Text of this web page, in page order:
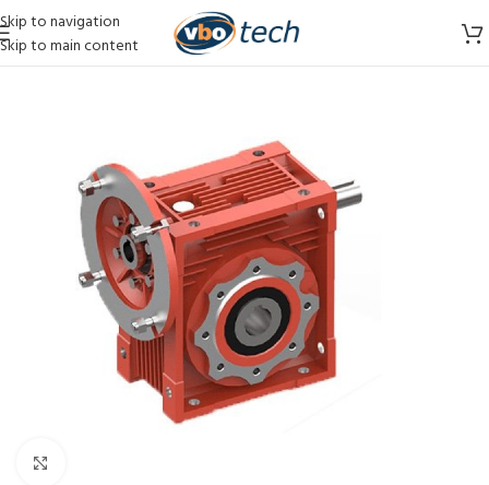
Skip to navigation
Skip to main content